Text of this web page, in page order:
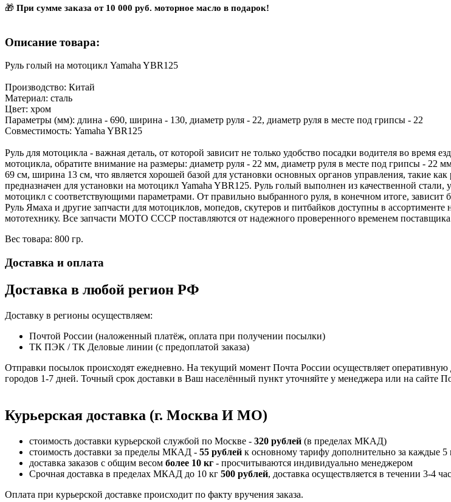
🎁 При сумме заказа от 10 000 руб. моторное масло в подарок!
Описание товара:
Руль голый на мотоцикл Yamaha YBR125
Производство: Китай
Материал: сталь
Цвет: хром
Параметры (мм): длина - 690, ширина - 130, диаметр руля - 22, диаметр руля в месте под грипсы - 22
Совместимость: Yamaha YBR125
Руль для мотоцикла - важная деталь, от которой зависит не только удобство посадки водителя во
мотоцикла, обратите внимание на размеры: диаметр руля - 22 мм, диаметр руля в месте под грипсы - 22
69 см, ширина 13 см, что является хорошей базой для установки основных органов управления, такие
предназначен для установки на мотоцикл Yamaha YBR125. Руль голый выполнен из качественной
мотоцикл с соответствующими параметрами. От правильно выбранного руля, в конечном итоге, зависит
Руль Ямаха и другие запчасти для мотоциклов, мопедов, скутеров и питбайков доступны в
мототехнику. Все запчасти МОТО СССР поставляются от надежного проверенного временем
Вес товара: 800 гр.
Доставка и оплата
Доставка в любой регион РФ
Доставку в регионы осуществляем:
Почтой России (наложенный платёж, оплата при получении посылки)
ТК ПЭК / ТК Деловые линии (с предоплатой заказа)
Отправки посылок происходят ежедневно. На текущий момент Почта России осуществляет
городов 1-7 дней. Точный срок доставки в Ваш населённый пункт уточняйте у менеджера или на сайте
Курьерская доставка (г. Москва И МО)
стоимость доставки курьерской службой по Москве - 320 рублей (в пределах МКАД)
стоимость доставки за пределы МКАД - 55 рублей к основному тарифу дополнительно за каждые 5
доставка заказов с общим весом более 10 кг - просчитываются индивидуально менеджером
Срочная доставка в пределах МКАД до 10 кг 500 рублей, доставка осуществляется в течении 3-4
Оплата при курьерской доставке происходит по факту вручения заказа.